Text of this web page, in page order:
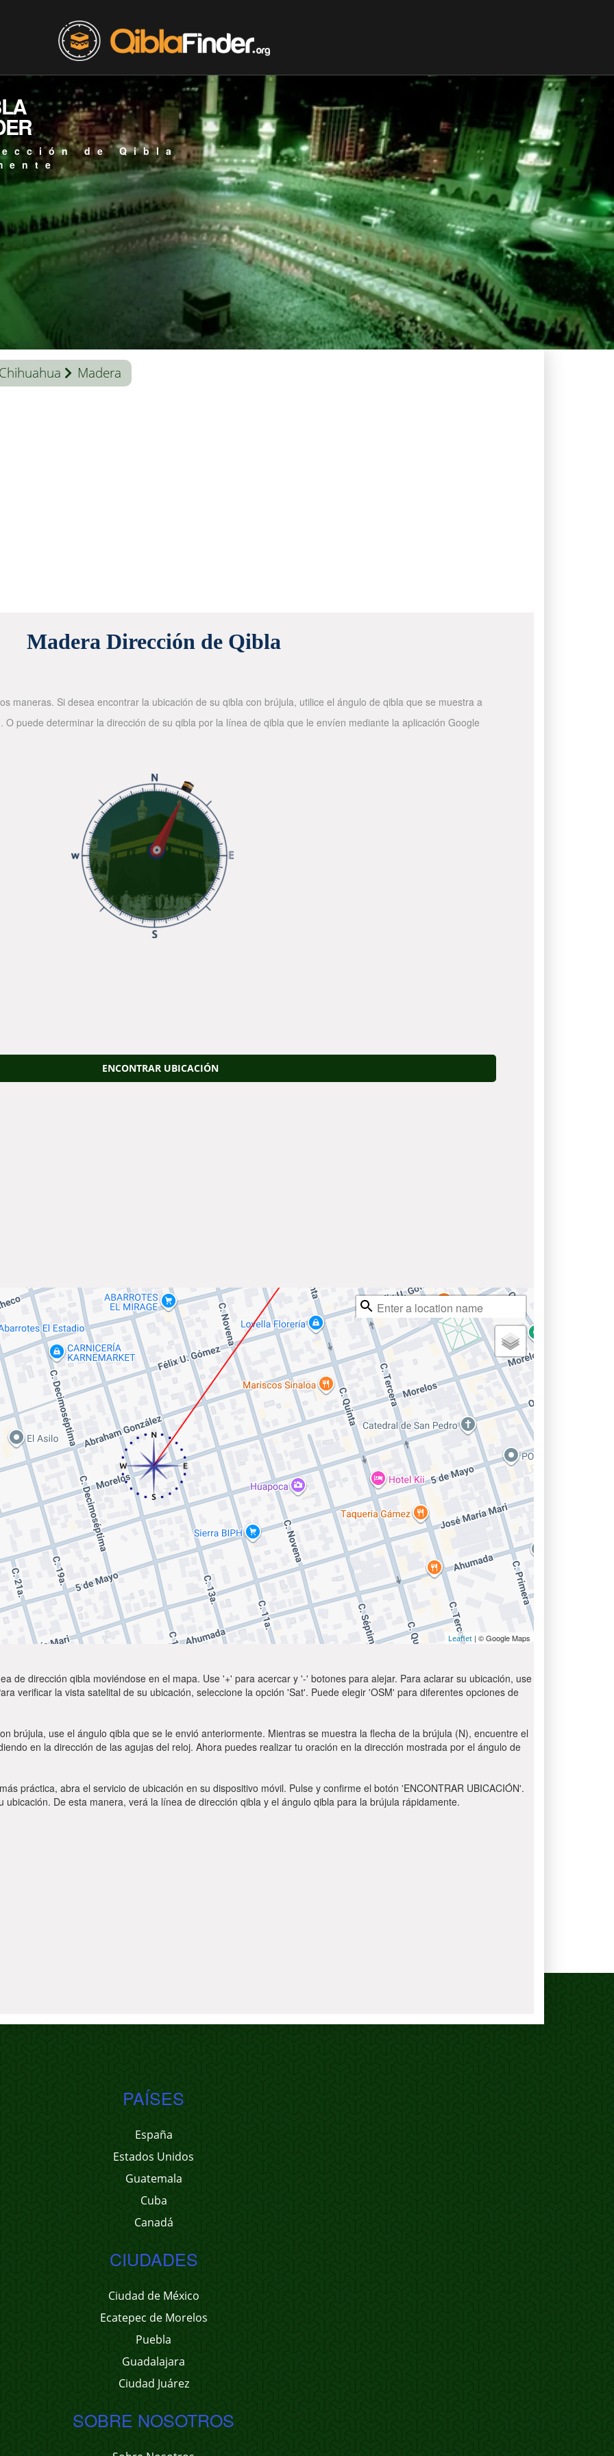
de Qibla
Madera
Madera Dirección de Qibla
maneras. Si desea encontrar la ubicación de su qibla con brújula, utilice el ángulo de qibla que se muestra a
puede determinar la dirección de su qibla por la línea de qibla que le envíen mediante la aplicación Google
ENCONTRAR UBICACIÓN
Leaflet | © Google Maps
de dirección qibla moviéndose en el mapa. Use '+' para acercar y '-' botones para alejar. Para aclarar su ubicación, use
verificar la vista satelital de su ubicación, seleccione la opción 'Sat'. Puede elegir 'OSM' para diferentes opciones de
brújula, use el ángulo qibla que se le envió anteriormente. Mientras se muestra la flecha de la brújula (N), encuentre el
en la dirección de las agujas del reloj. Ahora puedes realizar tu oración en la dirección mostrada por el ángulo de
práctica, abra el servicio de ubicación en su dispositivo móvil. Pulse y confirme el botón 'ENCONTRAR UBICACIÓN'.
De esta manera, verá la línea de dirección qibla y el ángulo qibla para la brújula rápidamente.
PAÍSES
España
Estados Unidos
Guatemala
Cuba
Canadá
CIUDADES
Ciudad de México
Ecatepec de Morelos
Puebla
Guadalajara
Ciudad Juárez
SOBRE NOSOTROS